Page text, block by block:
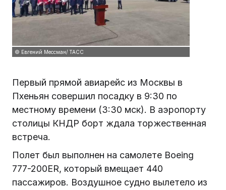
© Евгений Мессман/ ТАСС
Первый прямой авиарейс из Москвы в
Пхеньян совершил посадку в 9:30 по
местному времени (3:30 мск). В аэропорту
столицы КНДР борт ждала торжественная
встреча.
Полет был выполнен на самолете Boeing
777-200ER, который вмещает 440
пассажиров. Воздушное судно вылетело из